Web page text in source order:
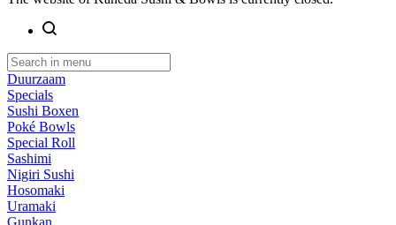
Duurzaam
Specials
Sushi Boxen
Poké Bowls
Special Roll
Sashimi
Nigiri Sushi
Hosomaki
Uramaki
Gunkan